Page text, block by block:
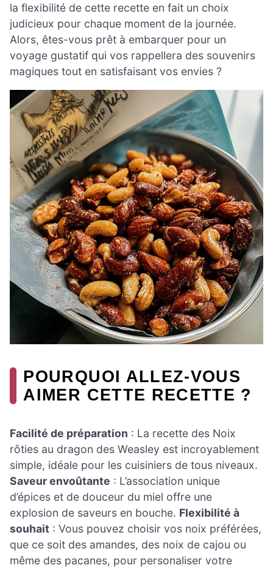
la flexibilité de cette recette en fait un choix
judicieux pour chaque moment de la journée.
Alors, êtes-vous prêt à embarquer pour un
voyage gustatif qui vos rappellera des souvenirs
magiques tout en satisfaisant vos envies ?
POURQUOI ALLEZ-VOUS
AIMER CETTE RECETTE ?
Facilité de préparation : La recette des Noix
rôties au dragon des Weasley est incroyablement
simple, idéale pour les cuisiniers de tous niveaux.
Saveur envoûtante : L’association unique
d’épices et de douceur du miel offre une
explosion de saveurs en bouche. Flexibilité à
souhait : Vous pouvez choisir vos noix préférées,
que ce soit des amandes, des noix de cajou ou
même des pacanes, pour personaliser votre